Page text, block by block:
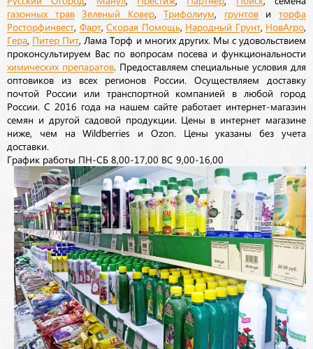
газонных трав Зеленый Ковер,Трифолиум грунтовиторфа
Росторфинвест Фарт, Скорая Помощь Народный Грунт, НовАгро
Гера Питер Пит , Лама Торф и многих других. Мы с удовольствием
проконсультируем Вас по вопросам посева и функциональности
химических препаратов. Предоставляем специальные условия для
оптовиков из всех регионов России. Осуществляем доставку
почтой России или транспортной компанией в любой город
России. С 2016 года на нашем сайте работает интернет-магазин
семян и другой садовой продукции. Цены в интернет магазине
ниже, чем на Wildberries и Ozon. Цены указаны без учета
доставки.
График работы ПН-СБ 8,00-17,00 ВС 9,00-16,00